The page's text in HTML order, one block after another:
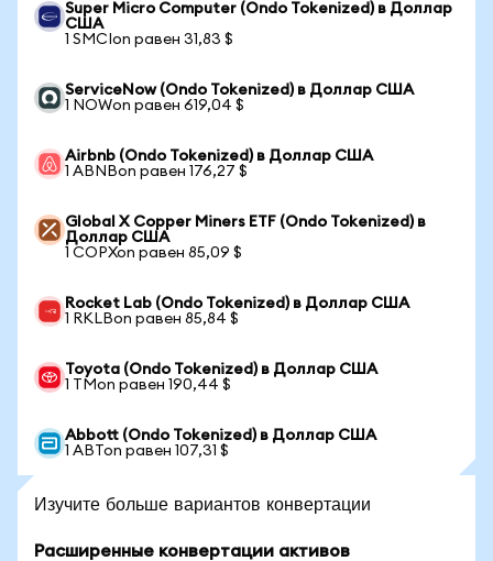
Super Micro Computer (Ondo Tokenized) в Доллар
США
1 SMCIon равен 31,83 $
ServiceNow (Ondo Tokenized) в Доллар США
1 NOWon равен 619,04 $
Airbnb (Ondo Tokenized) в Доллар США
1 ABNBon равен 176,27 $
Global X Copper Miners ETF (Ondo Tokenized) в
Доллар США
1 COPXon равен 85,09 $
Rocket Lab (Ondo Tokenized) в Доллар США
1 RKLBon равен 85,84 $
Toyota (Ondo Tokenized) в Доллар США
1 TMon равен 190,44 $
Abbott (Ondo Tokenized) в Доллар США
1 ABTon равен 107,31 $
Изучите больше вариантов конвертации
Расширенные конвертации активов